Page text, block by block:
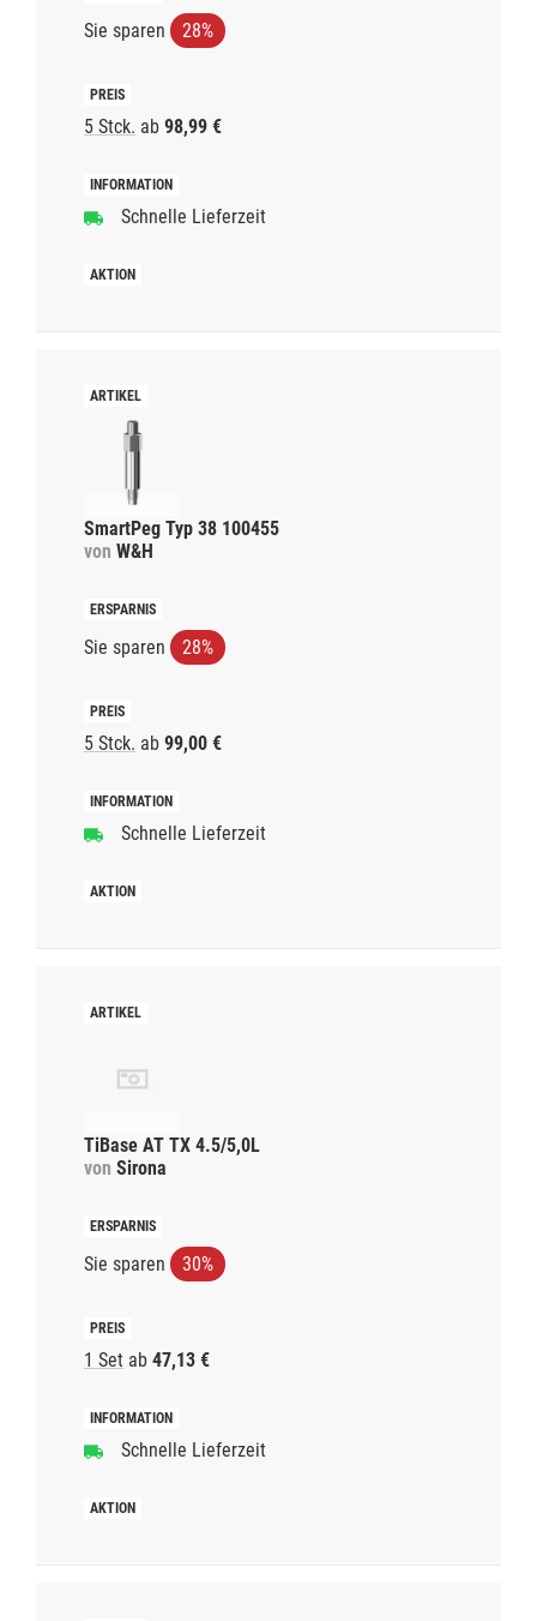
Sie sparen 28%
5 Stck. ab 98,99 €
Schnelle Lieferzeit
SmartPeg Typ 38 100455
von W&H
Sie sparen 28%
5 Stck. ab 99,00 €
Schnelle Lieferzeit
TiBase AT TX 4.5/5,0L
von Sirona
Sie sparen 30%
1 Set ab 47,13 €
Schnelle Lieferzeit